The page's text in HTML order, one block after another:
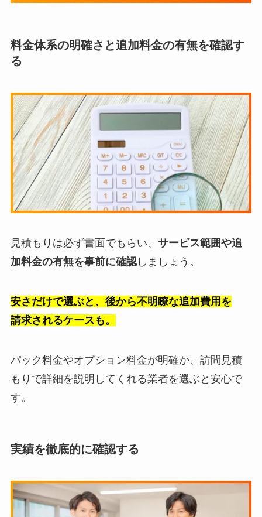
料金体系の明確さと追加料金の有無を確認す
る
見積もりは必ず書面でもらい、 サービス範囲や追
加料金の有無を事前に確認しましょう。
安さだけで選ぶと、後から不明瞭な追加費用を
請求されるケースも。
パック料金やオプション料金が明確か、訪問見積
もりで詳細を説明してくれる業者を選ぶと安心で
す。
実績を徹底的に確認する